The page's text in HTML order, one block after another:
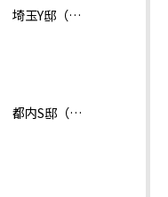
埼玉Y邸（マンション）
都内S邸（マンション）